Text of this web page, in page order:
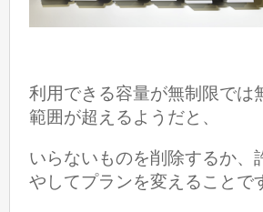
利用できる容量が無制限では
範囲が超えるようだと、
いらないものを削除するか、
やしてプランを変えることで